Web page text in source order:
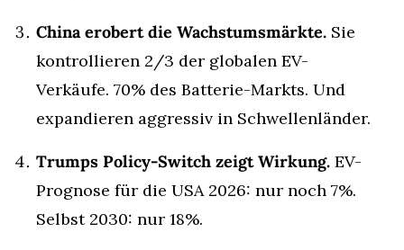
China erobert die Wachstumsmärkte. Sie
kontrollieren 2/3 der globalen EV-
Verkäufe. 70% des Batterie-Markts. Und
expandieren aggressiv in Schwellenländer.
Trumps Policy-Switch zeigt Wirkung. EV-
Prognose für die USA 2026: nur noch 7%.
Selbst 2030: nur 18%.